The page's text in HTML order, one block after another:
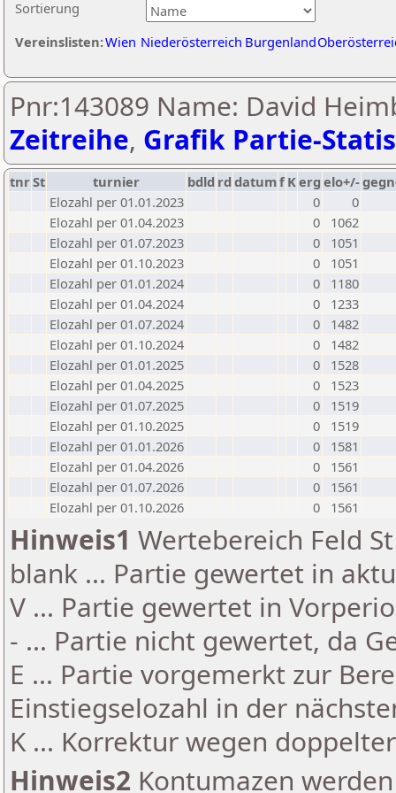
Sortierung
Vereinslisten:Wien Niederösterreich Burgenland
Pnr:143089 Name: David
Zeitreihe, Grafik Partie-
tnrSt turnier bdld rd datumf Kerg elo+/-
Elozahl per 01.01.2023
0
0
Elozahl per 01.04.2023
0
1062
Elozahl per 01.07.2023
0
1051
Elozahl per 01.10.2023
0
1051
Elozahl per 01.01.2024
0
1180
Elozahl per 01.04.2024
0
1233
Elozahl per 01.07.2024
0
1482
Elozahl per 01.10.2024
0
1482
Elozahl per 01.01.2025
0
1528
Elozahl per 01.04.2025
0
1523
Elozahl per 01.07.2025
0
1519
Elozahl per 01.10.2025
0
1519
Elozahl per 01.01.2026
0
1581
Elozahl per 01.04.2026
0
1561
Elozahl per 01.07.2026
0
1561
Elozahl per 01.10.2026
0 1561
Hinweis1 Wertebereich Feld
blank ... Partie gewertet in
V ... Partie gewertet in
- ... Partie nicht gewertet, da
E ... Partie vorgemerkt zur
Einstiegselozahl in der
K ... Korrektur wegen
Hinweis2 Kontumazen